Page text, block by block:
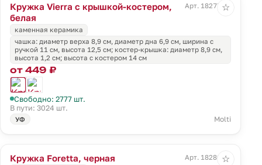
Кружка Vierra с крышкой-костером,
белая
Арт. 18277.60
каменная керамика
чашка: диаметр верха 8,9 см, диаметр дна 6,9 см, ширина с
ручкой 11 см, высота 12,5 см; костер-крышка: диаметр 8,9 см,
высота 1,2 см; высота с костером 14 см
от 449 ₽
Свободно: 2777 шт.
В пути: 3024 шт.
УФ Molti
☆
Кружка Foretta, черная
Арт. 18280.30
☆